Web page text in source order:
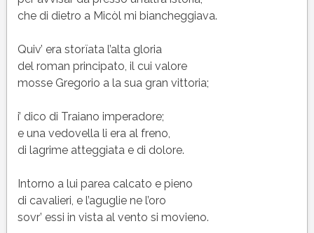
che di dietro a Micòl mi biancheggiava.
Quiv’ era storïata l’alta gloria
del roman principato, il cui valore
mosse Gregorio a la sua gran vittoria;
i’ dico di Traiano imperadore;
e una vedovella li era al freno,
di lagrime atteggiata e di dolore.
Intorno a lui parea calcato e pieno
di cavalieri, e l’aguglie ne l’oro
sovr’ essi in vista al vento si movieno.